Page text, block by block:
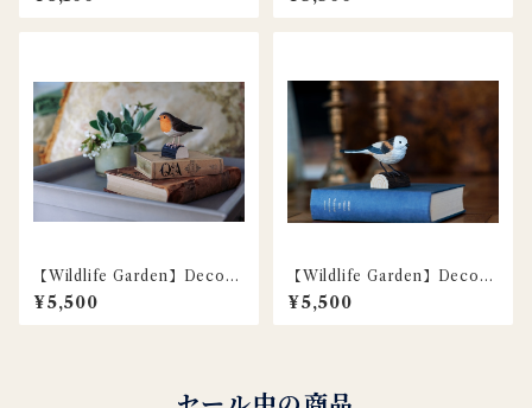
ムリガラ / Tufted Titmouse
マユマシコ / Redbrowed Fin
【Wildlife Garden】DecoBi
rd 本物の木彫りの小鳥 / コマ
ドリ / Robin
¥5,500
【Wildlife Garden】DecoBi
rd 本物の木彫りの小鳥 / シマ
エナガ / Long-tailed Tit
¥5,500